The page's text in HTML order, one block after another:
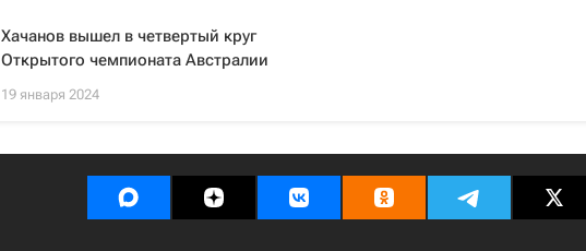
Хачанов вышел в четвертый круг
Открытого чемпионата Австралии
19 января 2024